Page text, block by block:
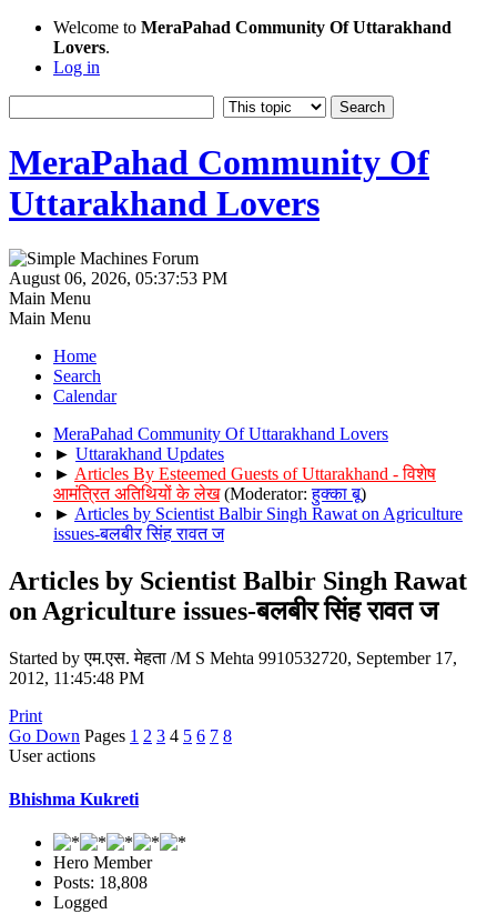
Welcome to MeraPahad Community Of Uttarakhand
Lovers.
Log in
MeraPahad Community Of
Uttarakhand Lovers
August 06, 2026, 05:37:53 PM
Main Menu
Main Menu
Home
Search
Calendar
MeraPahad Community Of Uttarakhand Lovers
► Uttarakhand Updates
► Articles By Esteemed Guests of Uttarakhand - विशेष
आमंत्रित अतिथियों के लेख (Moderator:हुक्का बू)
► Articles by Scientist Balbir Singh Rawat on Agriculture
issues-बलबीर सिंह रावत ज
Articles by Scientist Balbir Singh Rawat
on Agriculture issues-बलबीर सिंह रावत ज
Started by एम.एस. मेहता /M S Mehta 9910532720, September 17,
2012, 11:45:48 PM
Print
Go Down Pages 1 2 3 4 5 6 7 8
User actions
Bhishma Kukreti
Hero Member
Posts: 18,808
Logged